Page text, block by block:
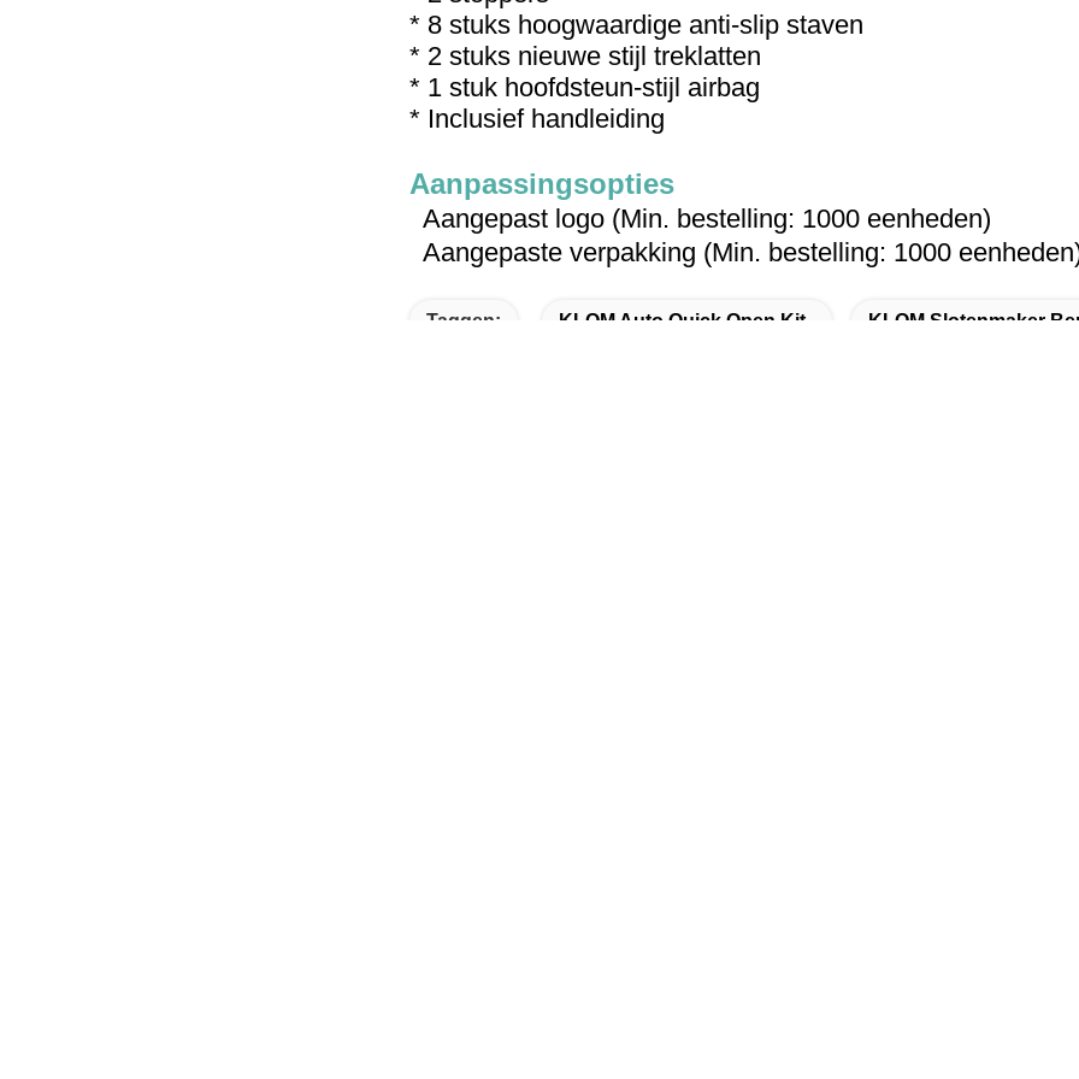
* 8 stuks hoogwaardige anti-slip staven
* 2 stuks nieuwe stijl treklatten
* 1 stuk hoofdsteun-stijl airbag
* Inclusief handleiding
Aanpassingsopties
Aangepast logo (Min. bestelling: 1000 eenheden)
Aangepaste verpakking (Min. bestelling: 1000
Taggen: KLOM Auto Quick Open Kit KLOM Slotenmaker